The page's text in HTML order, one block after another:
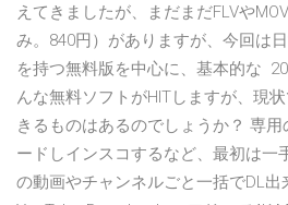
えてきましたが、まだまだFLVや
み。840円）がありますが、今回は
を持つ無料版を中心に、基本的な
んな無料ソフトがHITしますが、現
きるものはあるのでしょうか？ 専
ードしインスコするなど、最初は一
の動画やチャンネルごと一括でDL出